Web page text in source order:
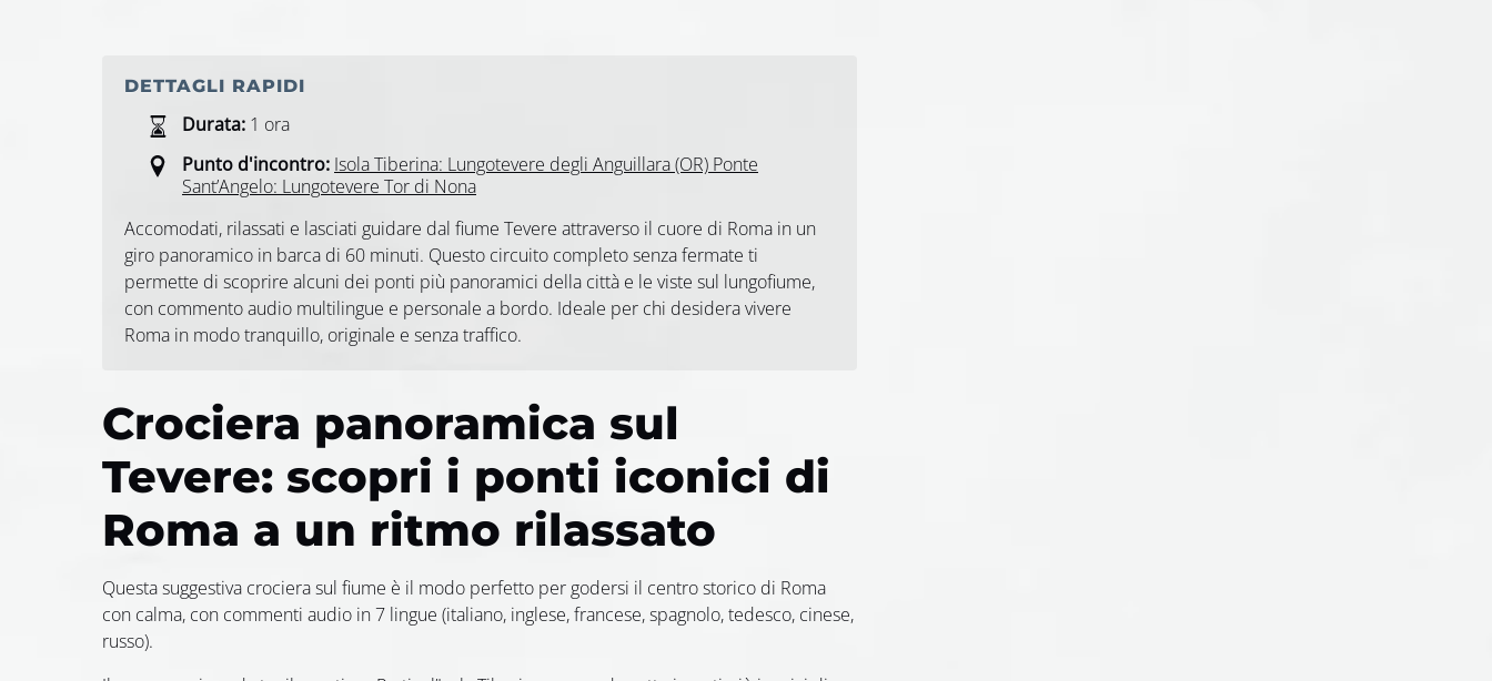
DETTAGLI RAPIDI
Durata: 1 ora
Punto d'incontro: Isola Tiberina: Lungotevere degli Anguillara (OR) Ponte
Sant’Angelo: Lungotevere Tor di Nona
Accomodati, rilassati e lasciati guidare dal fiume Tevere attraverso il cuore di Roma in un
giro panoramico in barca di 60 minuti. Questo circuito completo senza fermate ti
permette di scoprire alcuni dei ponti più panoramici della città e le viste sul lungofiume,
con commento audio multilingue e personale a bordo. Ideale per chi desidera vivere
Roma in modo tranquillo, originale e senza traffico.
Crociera panoramica sul
Tevere: scopri i ponti iconici di
Roma a un ritmo rilassato
Questa suggestiva crociera sul fiume è il modo perfetto per godersi il centro storico di Roma
con calma, con commenti audio in 7 lingue (italiano, inglese, francese, spagnolo, tedesco, cinese,
russo).